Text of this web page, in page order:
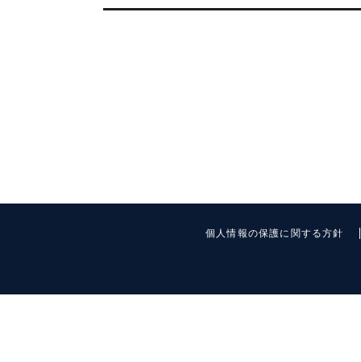
個人情報の保護に関する方針